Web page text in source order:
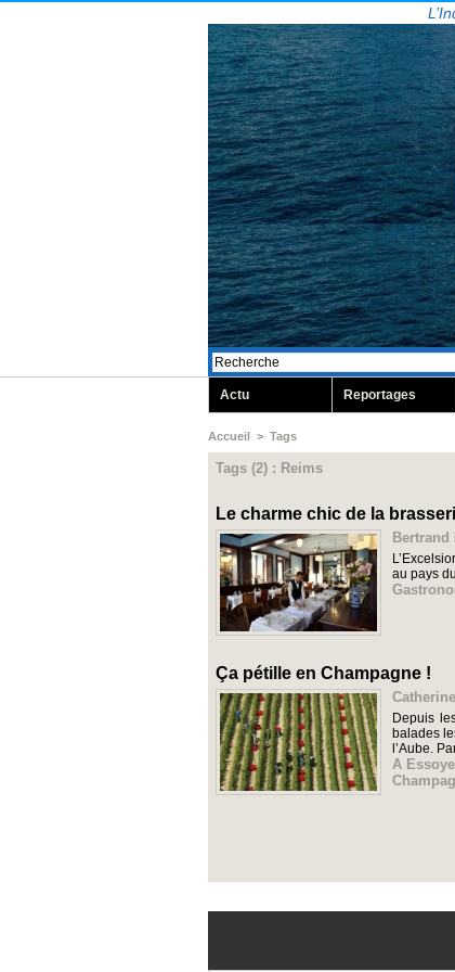
Actu Reportages
Accueil > Tags
Tags (2) : Reims
Le charme chic de la
Bertrand
au pays
Ça pétille en Champagne !
Depuis
balades
l’Aube.
A